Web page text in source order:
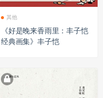
其他
《好是晚来香雨里：丰子恺
经典画集》丰子恺